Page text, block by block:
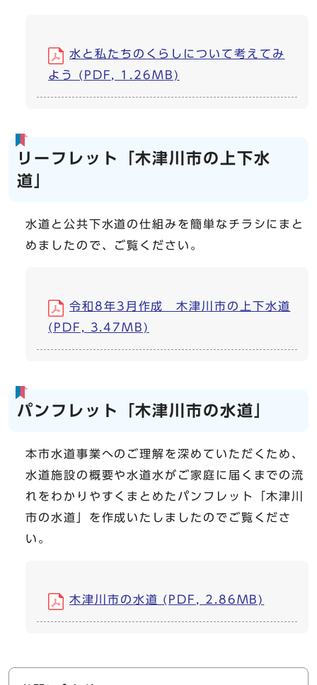
水と私たちのくらしについて考えてみ
よう (PDF, 1.26MB)
リーフレット「木津川市の上下水
道」
水道と公共下水道の仕組みを簡単なチラシにまと
めましたので、ご覧ください。
令和8年3月作成 木津川市の上下水道
(PDF, 3.47MB)
パンフレット「木津川市の水道」
本市水道事業へのご理解を深めていただくため、
水道施設の概要や水道水がご家庭に届くまでの流
れをわかりやすくまとめたパンフレット「木津川
市の水道」を作成いたしましたのでご覧くださ
い。
木津川市の水道 (PDF, 2.86MB)